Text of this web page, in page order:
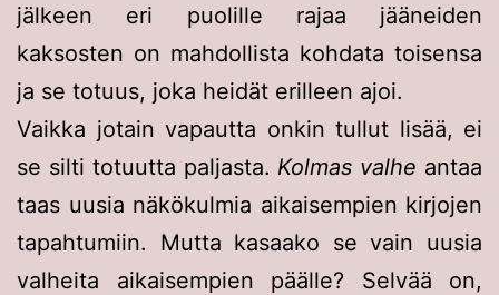
jälkeen eri puolille rajaa jääneiden
kaksosten on mahdollista kohdata toisensa
ja se totuus, joka heidät erilleen ajoi.
Vaikka jotain vapautta onkin tullut lisää, ei
se silti totuutta paljasta. Kolmas valhe antaa
taas uusia näkökulmia aikaisempien kirjojen
tapahtumiin. Mutta kasaako se vain uusia
valheita aikaisempien päälle? Selvää on,